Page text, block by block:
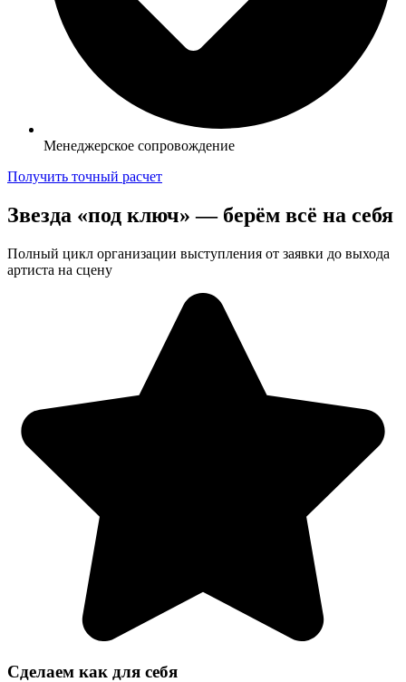
Менеджерское сопровождение
Получить точный расчет
Звезда «под ключ» — берём всё на себя
Полный цикл организации выступления от заявки до выхода
артиста на сцену
Сделаем как для себя